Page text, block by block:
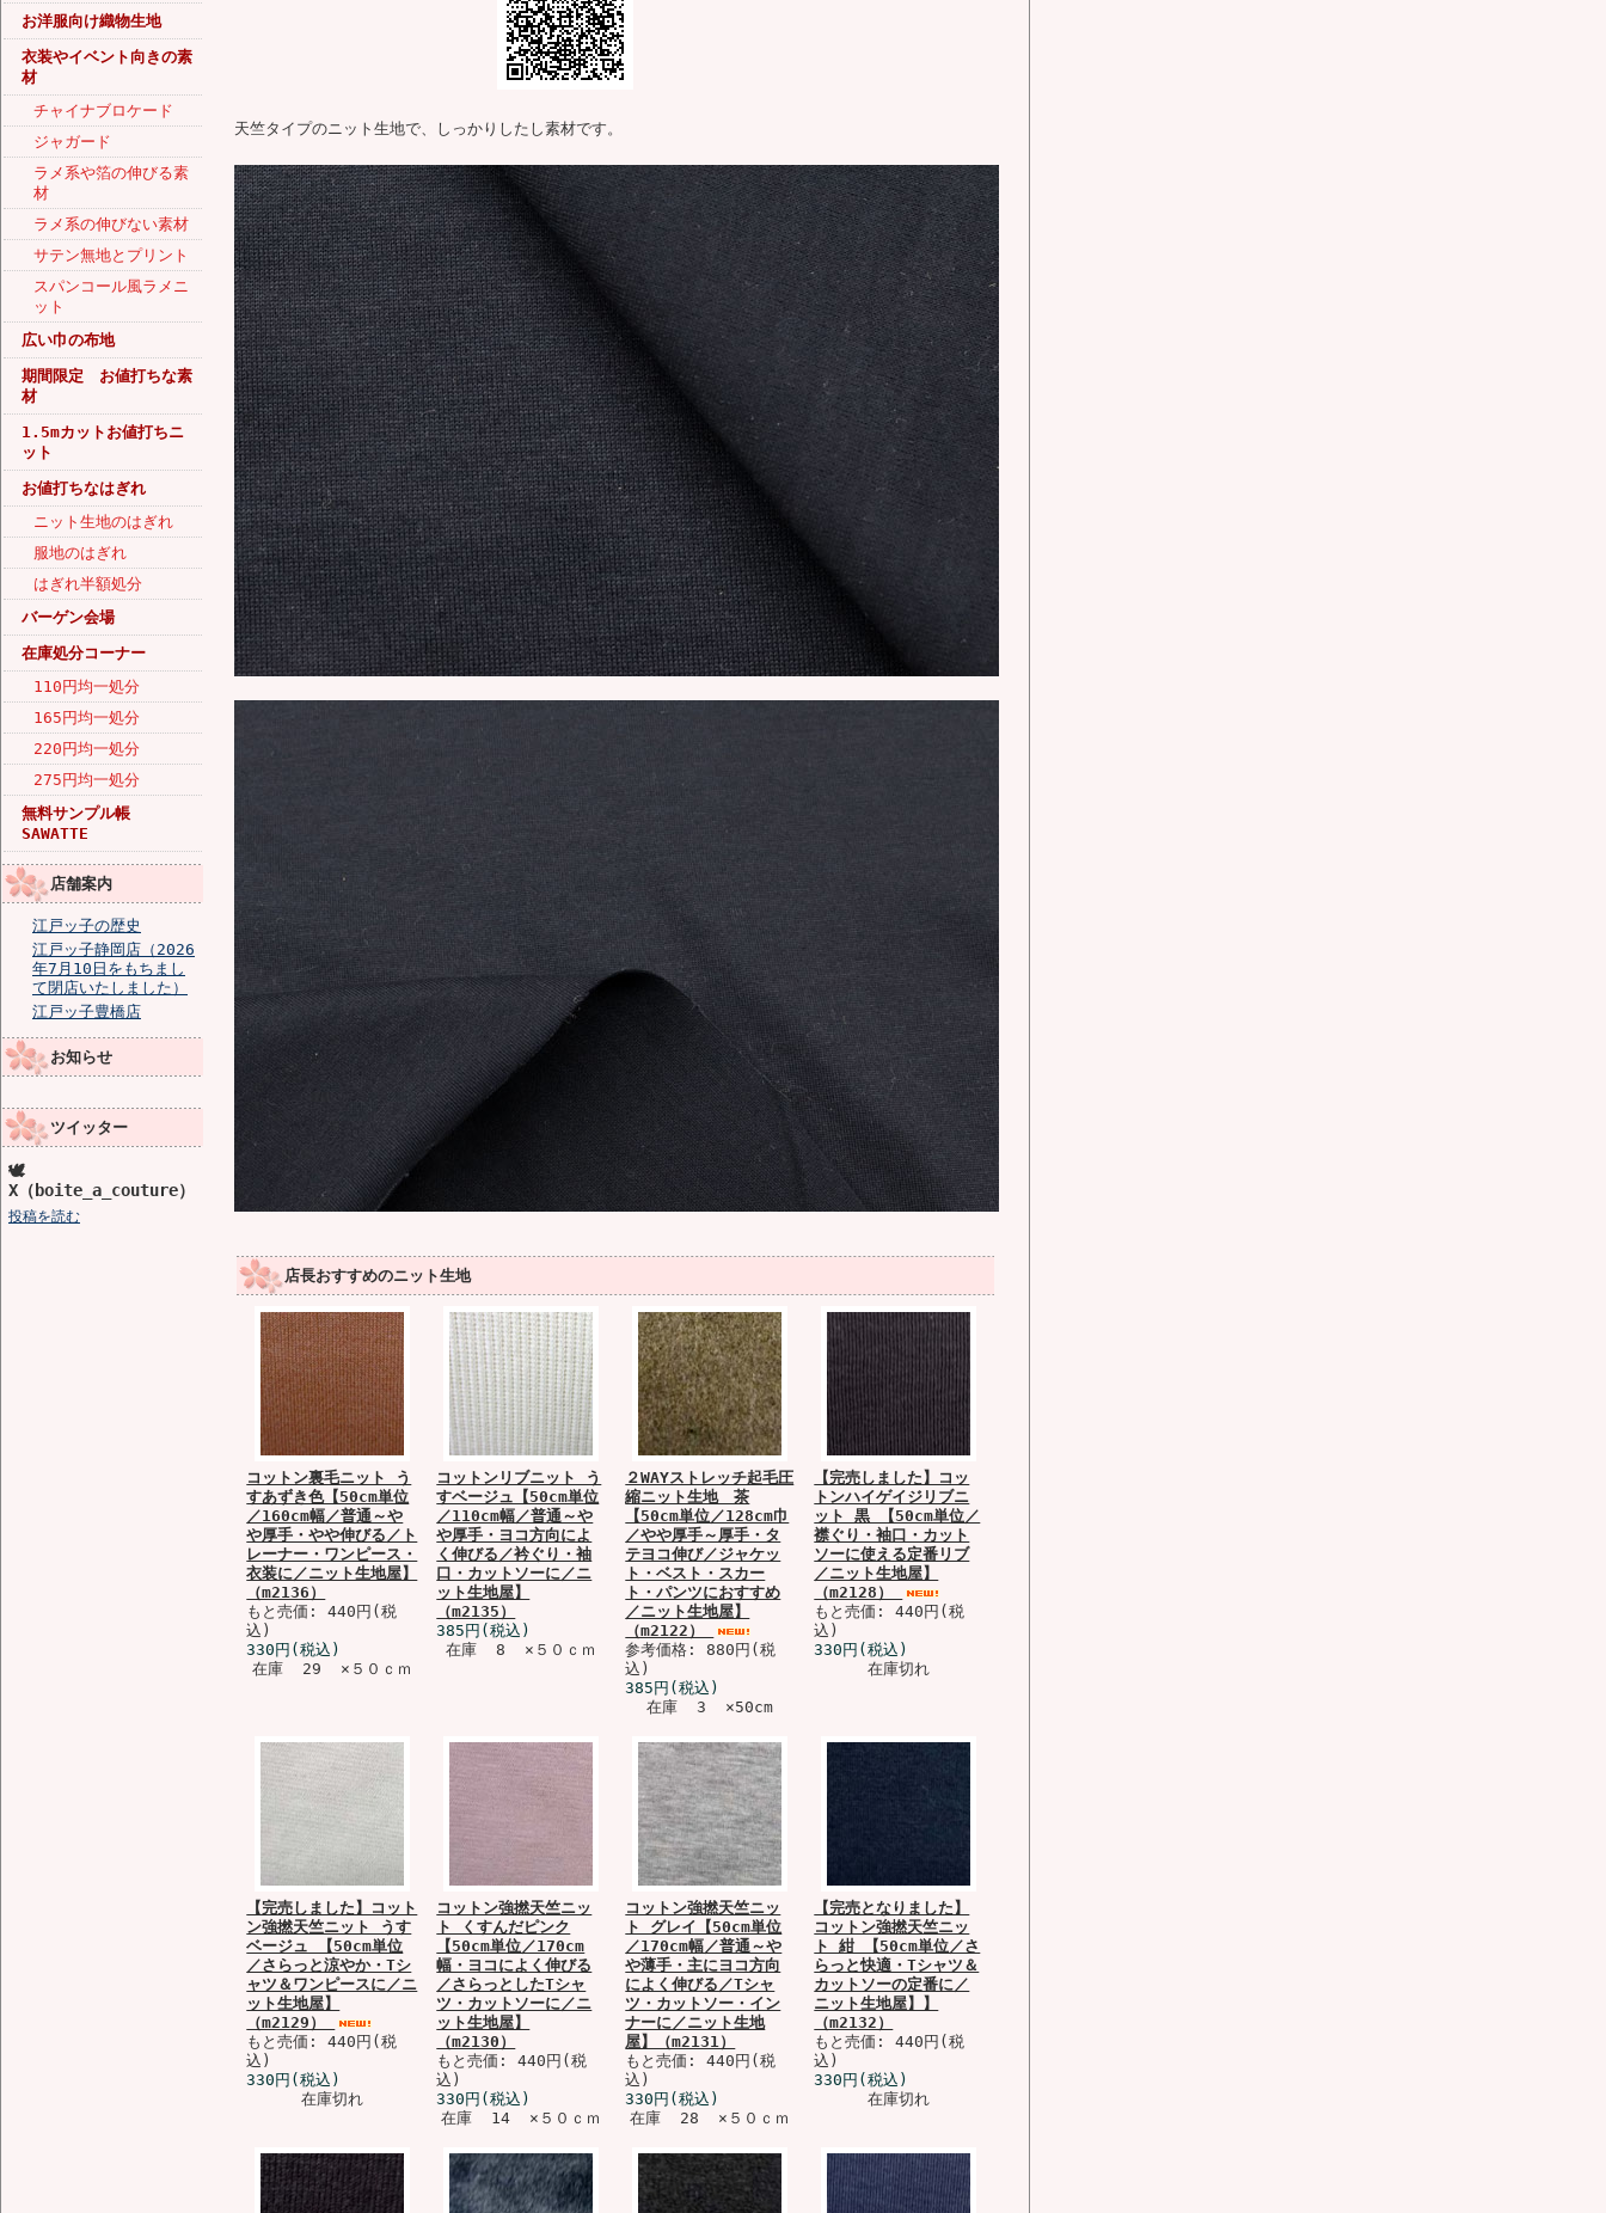
お洋服向け織物生地
衣装やイベント向きの素
材
チャイナブロケード
ジャガード
ラメ系や箔の伸びる素
材
ラメ系の伸びない素材
サテン無地とプリント
スパンコール風ラメニ
ット
広い巾の布地
期間限定 お値打ちな素
材
1.5mカットお値打ちニ
ット
お値打ちなはぎれ
ニット生地のはぎれ
服地のはぎれ
はぎれ半額処分
バーゲン会場
在庫処分コーナー
110円均一処分
165円均一処分
220円均一処分
275円均一処分
無料サンプル帳
SAWATTE
店舗案内
江戸ッ子の歴史
江戸ッ子静岡店（2026
年7月10日をもちまし
て閉店いたしました）
江戸ッ子豊橋店
お知らせ
ツイッター
🕊️
X（boite_a_couture）
投稿を読む
天竺タイプのニット生地で、しっかりしたし素材です。
店長おすすめのニット生地
コットン裏毛ニット う
すあずき色【50cm単位
／160cm幅／普通～や
や厚手・やや伸びる／ト
レーナー・ワンピース・
衣装に／ニット生地屋】
（m2136）
もと売価: 440円(税
込)
330円(税込)
在庫 29 ×５０ｃｍ
コットンリブニット う
すベージュ【50cm単位
／110cm幅／普通～や
や厚手・ヨコ方向によ
く伸びる／衿ぐり・袖
口・カットソーに／ニ
ット生地屋】
（m2135）
385円(税込)
在庫 8 ×５０ｃｍ
２WAYストレッチ起毛圧
縮ニット生地 茶
【50cm単位／128cm巾
／やや厚手～厚手・タ
テヨコ伸び／ジャケッ
ト・ベスト・スカー
ト・パンツにおすすめ
／ニット生地屋】
（m2122）
参考価格: 880円(税
込)
385円(税込)
在庫 3 ×50cm
【完売しました】コッ
トンハイゲイジリブニ
ット 黒 【50cm単位／
襟ぐり・袖口・カット
ソーに使える定番リブ
／ニット生地屋】
（m2128）
もと売価: 440円(税
込)
330円(税込)
在庫切れ
【完売しました】コット
ン強撚天竺ニット うす
ベージュ 【50cm単位
／さらっと涼やか・Tシ
ャツ＆ワンピースに／ニ
ット生地屋】
（m2129）
もと売価: 440円(税
込)
330円(税込)
在庫切れ
コットン強撚天竺ニッ
ト くすんだピンク
【50cm単位／170cm
幅・ヨコによく伸びる
／さらっとしたTシャ
ツ・カットソーに／ニ
ット生地屋】
（m2130）
もと売価: 440円(税
込)
330円(税込)
在庫 14 ×５０ｃｍ
コットン強撚天竺ニッ
ト グレイ【50cm単位
／170cm幅／普通～や
や薄手・主にヨコ方向
によく伸びる／Tシャ
ツ・カットソー・イン
ナーに／ニット生地
屋】（m2131）
もと売価: 440円(税
込)
330円(税込)
在庫 28 ×５０ｃｍ
【完売となりました】
コットン強撚天竺ニッ
ト 紺 【50cm単位／さ
らっと快適・Tシャツ＆
カットソーの定番に／
ニット生地屋】】
（m2132）
もと売価: 440円(税
込)
330円(税込)
在庫切れ